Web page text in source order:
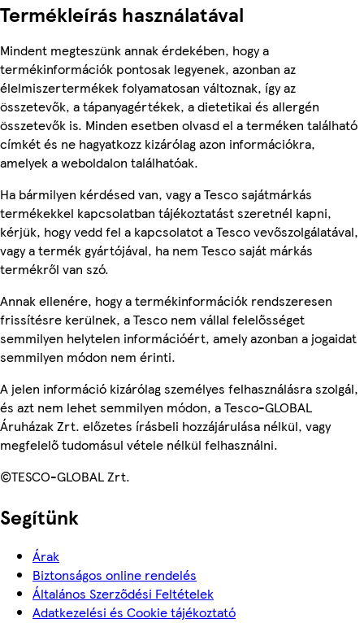
Termékleírás használatával
Mindent megteszünk annak érdekében, hogy a
termékinformációk pontosak legyenek, azonban az
élelmiszertermékek folyamatosan változnak, így az
összetevők, a tápanyagértékek, a dietetikai és allergén
összetevők is. Minden esetben olvasd el a terméken található
címkét és ne hagyatkozz kizárólag azon információkra,
amelyek a weboldalon találhatóak.
Ha bármilyen kérdésed van, vagy a Tesco sajátmárkás
termékekkel kapcsolatban tájékoztatást szeretnél kapni,
kérjük, hogy vedd fel a kapcsolatot a Tesco vevőszolgálatával,
vagy a termék gyártójával, ha nem Tesco saját márkás
termékről van szó.
Annak ellenére, hogy a termékinformációk rendszeresen
frissítésre kerülnek, a Tesco nem vállal felelősséget
semmilyen helytelen információért, amely azonban a jogaidat
semmilyen módon nem érinti.
A jelen információ kizárólag személyes felhasználásra szolgál,
és azt nem lehet semmilyen módon, a Tesco-GLOBAL
Áruházak Zrt. előzetes írásbeli hozzájárulása nélkül, vagy
megfelelő tudomásul vétele nélkül felhasználni.
©TESCO-GLOBAL Zrt.
Segítünk
Árak
Biztonságos online rendelés
Általános Szerződési Feltételek
Adatkezelési és Cookie tájékoztató